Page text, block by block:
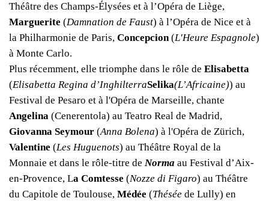
Théâtre des Champs-Élysées et à l’Opéra de Liège,
Marguerite (Damnation de Faust) à l’Opéra de Nice et à
la Philharmonie de Paris, Concepcion(L'Heure Espagnole)
à Monte Carlo.
Plus récemment, elle triomphe dans le rôle de Elisabetta
(Elisabetta Regina d’InghilterraSelika(L’Africaine)) au
Festival de Pesaro et à l'Opéra de Marseille, chante
Angelina (Cenerentola) au Teatro Real de Madrid,
Giovanna Seymour (Anna Bolena) à l'Opéra de Zürich,
Valentine (Les Huguenots) au Théâtre Royal de la
Monnaie et dans le rôle-titre de Norma au Festival d’Aix-
en-Provence, La Comtesse (Nozze di Figaro) au Théâtre
du Capitole de Toulouse, Médée (Thésée de Lully) en